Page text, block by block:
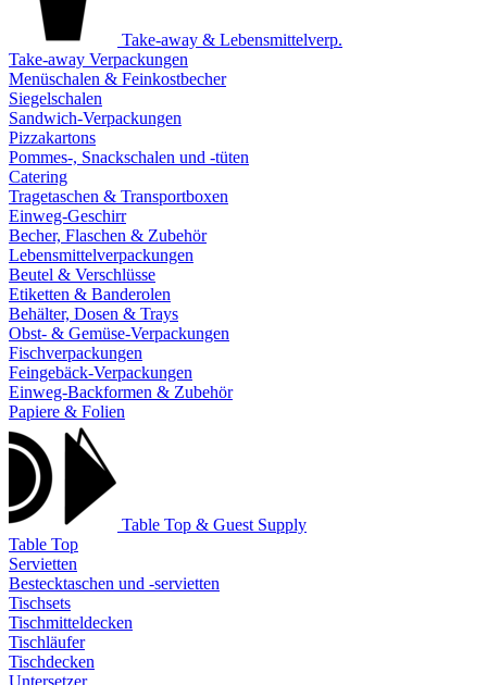
Take-away & Lebensmittelverp.
Take-away Verpackungen
Menüschalen & Feinkostbecher
Siegelschalen
Sandwich-Verpackungen
Pizzakartons
Pommes-, Snackschalen und -tüten
Catering
Tragetaschen & Transportboxen
Einweg-Geschirr
Becher, Flaschen & Zubehör
Lebensmittelverpackungen
Beutel & Verschlüsse
Etiketten & Banderolen
Behälter, Dosen & Trays
Obst- & Gemüse-Verpackungen
Fischverpackungen
Feingebäck-Verpackungen
Einweg-Backformen & Zubehör
Papiere & Folien
Table Top & Guest Supply
Table Top
Servietten
Bestecktaschen und -servietten
Tischsets
Tischmitteldecken
Tischläufer
Tischdecken